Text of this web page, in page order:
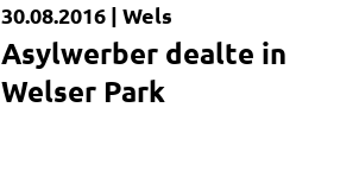
Kurzmeldung
30.08.2016 | Wels
Asylwerber dealte in
Welser Park